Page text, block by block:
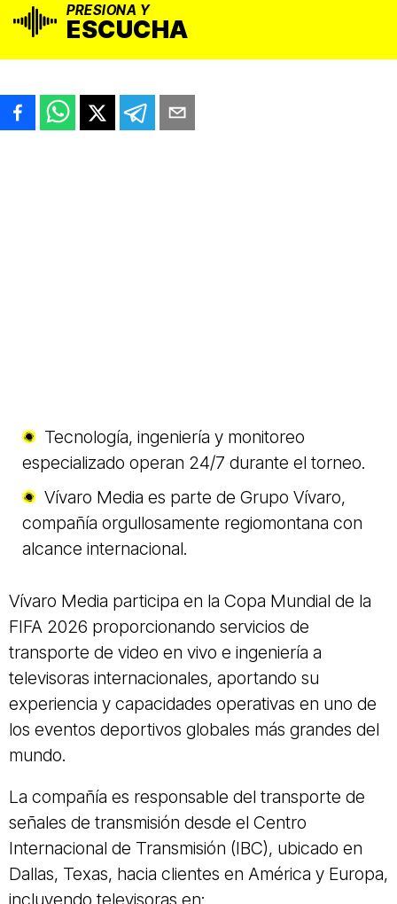
PRESIONA Y
ESCUCHA
Tecnología, ingeniería y monitoreo
especializado operan 24/7 durante el torneo.
Vívaro Media es parte de Grupo Vívaro,
compañía orgullosamente regiomontana con
alcance internacional.
Vívaro Media participa en la Copa Mundial de la
FIFA 2026 proporcionando servicios de
transporte de video en vivo e ingeniería a
televisoras internacionales, aportando su
experiencia y capacidades operativas en uno de
los eventos deportivos globales más grandes del
mundo.
La compañía es responsable del transporte de
señales de transmisión desde el Centro
Internacional de Transmisión (IBC), ubicado en
Dallas, Texas, hacia clientes en América y Europa,
incluyendo televisoras en: